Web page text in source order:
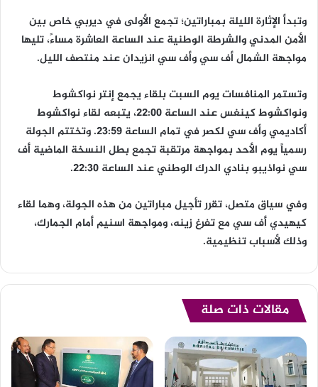
وتبدأ الإثارة الليلة بمباراتين؛ تجمع الأولى في ديربي خاص بين
الأمن المدني والشرطة الوطنية عند الساعة العاشرة مساءً، تليها
مواجهة الشمال أف سي وأف سي انزيدان عند منتصف الليل.
وتستمر المنافسات يوم السبت بلقاء يجمع إنتر نواكشوط
ونواكشوط كينغس عند الساعة 22:00، يتبعه لقاء نواكشوط
أكاديمي وأف سي لكصر في تمام الساعة 23:59. وتختتم الجولة
رسمياً يوم الأحد بمواجهة مرتقبة تجمع بطل النسخة الماضية أف
سي نواذيبو بنادي الدرك الوطني عند الساعة 22:30.
وفي سياق متصل، تقرر تأجيل مباراتين من هذه الجولة، وهما لقاء
كيهيدي أف سي مع تفرغ زينه، ومواجهة اسنيم أمام الجمارك،
وذلك لأسباب تنظيمية.
مقالات ذات صلة